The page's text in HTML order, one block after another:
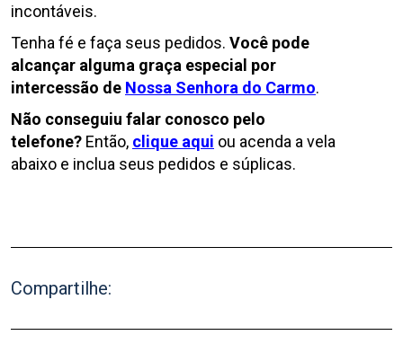
incontáveis.
Tenha fé e faça seus pedidos. Você pode
alcançar alguma graça especial por
intercessão de Nossa Senhora do Carmo.
Não conseguiu falar conosco pelo
telefone? Então, clique aqui ou acenda a vela
abaixo e inclua seus pedidos e súplicas.
Compartilhe: